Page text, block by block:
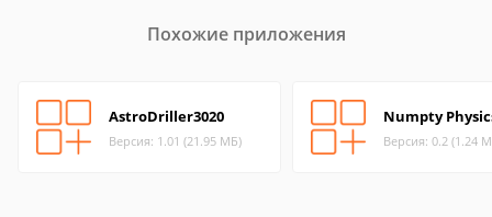
Похожие приложения
AstroDriller3020
Версия: 1.01 (21.95 МБ)
Numpty
Версия: 0.2 (1.24